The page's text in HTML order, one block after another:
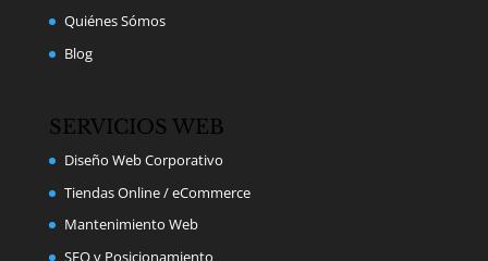
Quiénes Sómos
Blog
SERVICIOS WEB
Diseño Web Corporativo
Tiendas Online / eCommerce
Mantenimiento Web
SEO y Posicionamiento